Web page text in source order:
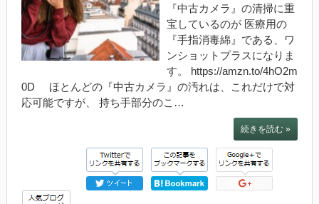
『中古カメラ』の清掃に重
宝しているのが 医療用の
『手指消毒綿』である、ワ
ンショットプラスになりま
す。 https://amzn.to/4hO2m
0D ほとんどの『中古カメラ』の汚れは、これだけで対
応可能ですが、 持ち手部分のこ…
続きを読む »